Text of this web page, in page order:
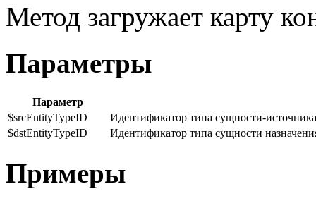
Метод загружает карту
Параметры
Параметр
$srcEntityTypeID
Идентификатор типа сущности-
$dstEntityTypeID
Идентификатор типа сущности
Примеры